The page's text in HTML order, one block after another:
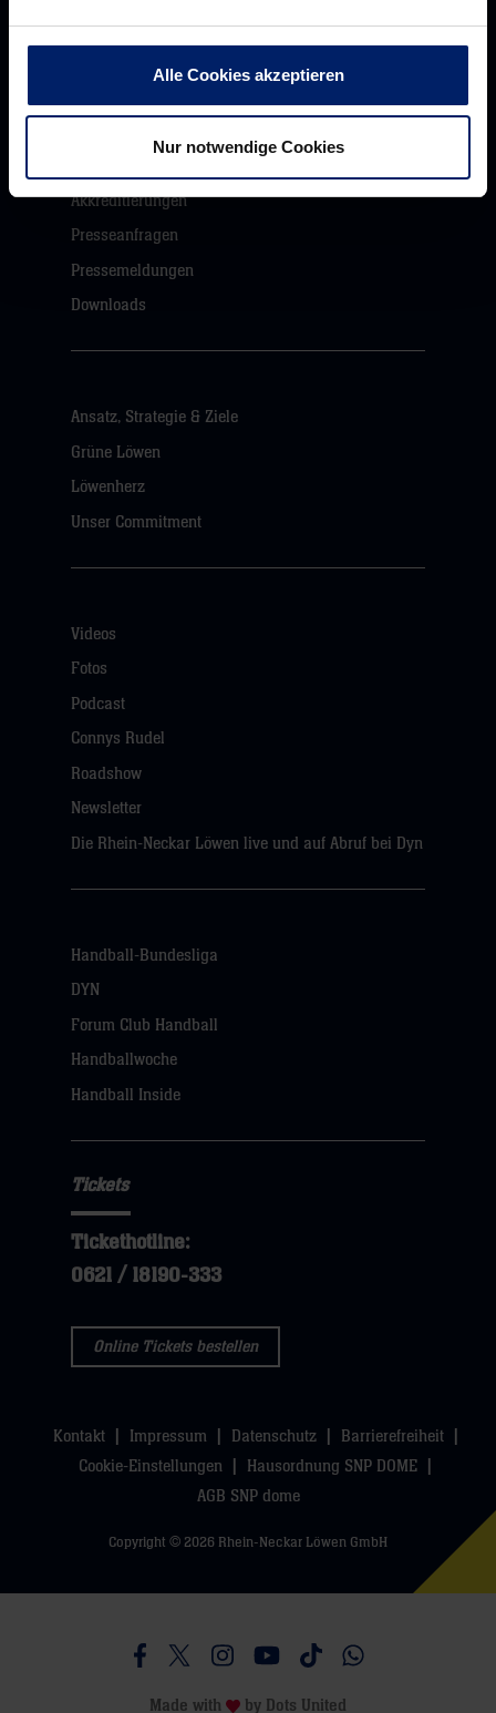
Alle Cookies akzeptieren
Nur notwendige Cookies
Akkreditierungen
Presseanfragen
Pressemeldungen
Downloads
Ansatz, Strategie & Ziele
Grüne Löwen
Löwenherz
Unser Commitment
Videos
Fotos
Podcast
Connys Rudel
Roadshow
Newsletter
Die Rhein-Neckar Löwen live und auf Abruf bei Dyn
Handball-Bundesliga
DYN
Forum Club Handball
Handballwoche
Handball Inside
Tickets
Tickethotline:
0621 / 18190-333
Online Tickets bestellen
Kontakt Impressum Datenschutz
Barrierefreiheit
Cookie-Einstellungen
Hausordnung SNP DOME
AGB SNP dome
Copyright © 2026 Rhein-Neckar Löwen GmbH
Besucht uns auf Facebook
Besucht uns auf Twitter
Besucht uns auf Instagram
Besucht uns auf Youtube
Besucht uns auf
Besucht uns auf
Made with by Dots United